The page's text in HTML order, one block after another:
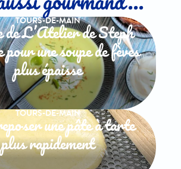
TOURS-DE-MAIN
de L’Atelier de Steph
une soupe de fèves
plus épaisse
TOURS-DE-MAIN
une pâte à tarte
plus rapidement